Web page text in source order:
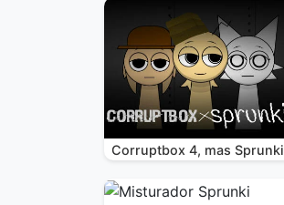
Corruptbox 4, mas Sprunki